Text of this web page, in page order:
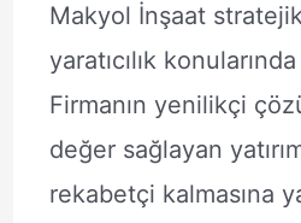
Makyol İnşaat
yaratıcılık
Firmanın yenilikçi
değer sağlayan
rekabetçi kalmasına